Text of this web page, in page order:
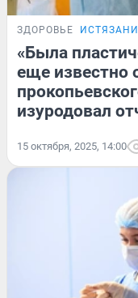
ЗДОРОВЬЕ
«Была
еще известно
изуродовал
15 октября, 2025, 14:00